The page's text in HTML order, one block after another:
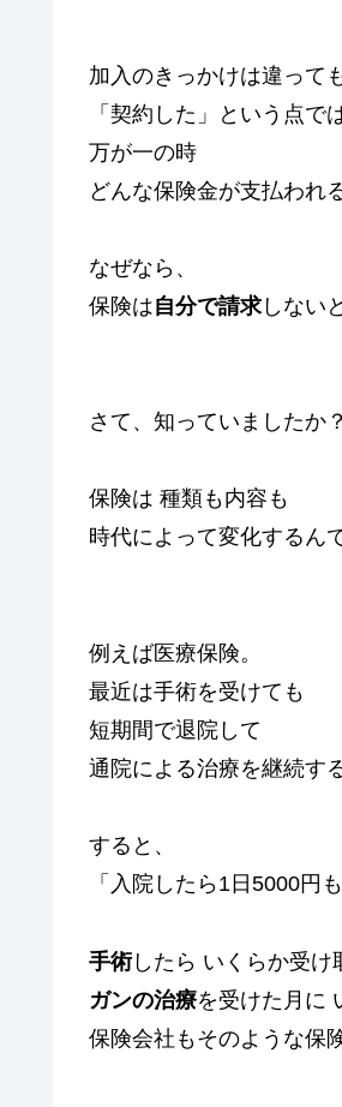
加入のきっかけは違って
「契約した」という点で
万が一の時
どんな保険金が支払われ
なぜなら、
保険は自分で請求しない
さて、知っていましたか？
保険は 種類も内容も
時代によって変化するん
例えば医療保険。
最近は手術を受けても
短期間で退院して
通院による治療を継続す
すると、
「入院したら1日5000円
手術したら いくらか受け
ガンの治療を受けた月に
保険会社もそのような保